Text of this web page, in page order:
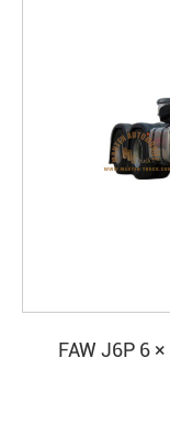
FAW J6P 6